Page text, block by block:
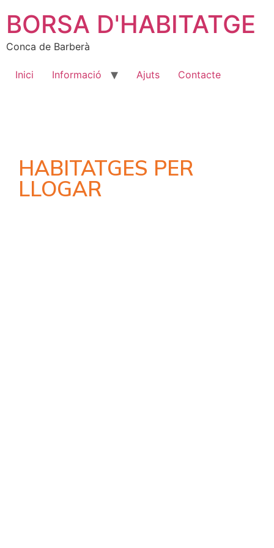
BORSA D'HABITATGE
Conca de Barberà
Inici Informació Ajuts Contacte
HABITATGES PER
LLOGAR